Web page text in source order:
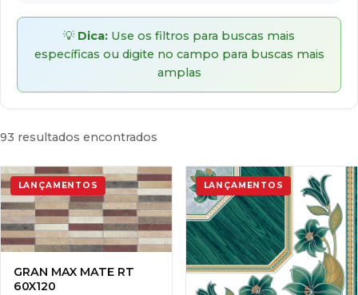
💡 Dica: Use os filtros para buscas mais
específicas ou digite no campo para buscas mais
amplas
93 resultados encontrados
LANÇAMENTOS
GRAN MAX MATE RT
60X120
LANÇAMENTOS